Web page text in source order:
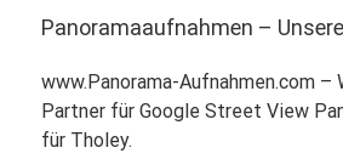
Panoramaaufnahmen –
www.Panorama-Aufnahmen.com –
Partner für Google Street View
für Tholey.